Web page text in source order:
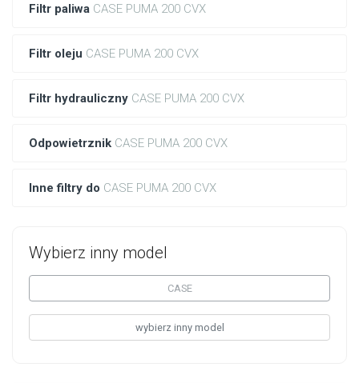
Filtr paliwa CASE PUMA 200 CVX
Filtr oleju CASE PUMA 200 CVX
Filtr hydrauliczny CASE PUMA 200 CVX
Odpowietrznik CASE PUMA 200 CVX
Inne filtry do CASE PUMA 200 CVX
Wybierz inny model
CASE
wybierz inny model